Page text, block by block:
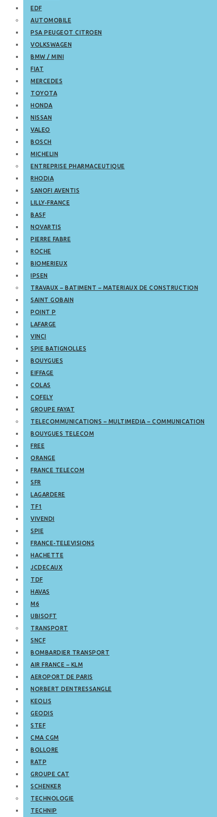
EDF
AUTOMOBILE
PSA PEUGEOT CITROEN
VOLKSWAGEN
BMW / MINI
FIAT
MERCEDES
TOYOTA
HONDA
NISSAN
VALEO
BOSCH
MICHELIN
ENTREPRISE PHARMACEUTIQUE
RHODIA
SANOFI AVENTIS
LILLY-FRANCE
BASF
NOVARTIS
PIERRE FABRE
ROCHE
BIOMERIEUX
IPSEN
TRAVAUX – BATIMENT – MATERIAUX DE CONSTRUCTION
SAINT GOBAIN
POINT P
LAFARGE
VINCI
SPIE BATIGNOLLES
BOUYGUES
EIFFAGE
COLAS
COFELY
GROUPE FAYAT
TELECOMMUNICATIONS – MULTIMEDIA – COMMUNICATION
BOUYGUES TELECOM
FREE
ORANGE
FRANCE TELECOM
SFR
LAGARDERE
TF1
VIVENDI
SPIE
FRANCE-TELEVISIONS
HACHETTE
JCDECAUX
TDF
HAVAS
M6
UBISOFT
TRANSPORT
SNCF
BOMBARDIER TRANSPORT
AIR FRANCE – KLM
AEROPORT DE PARIS
NORBERT DENTRESSANGLE
KEOLIS
GEODIS
STEF
CMA CGM
BOLLORE
RATP
GROUPE CAT
SCHENKER
TECHNOLOGIE
TECHNIP